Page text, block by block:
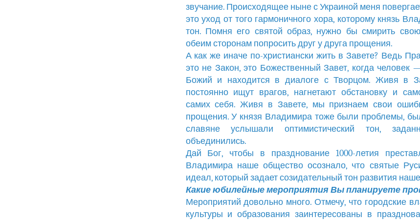
звучание. Происходящее ныне с Украиной меня
это уход от того гармоничного хора, которому князь
тон. Помня его святой образ, нужно бы смирить
обеим сторонам попросить друг у друга прощения.
А как же иначе по-христиански жить в Завете? Ведь
это не Закон, это Божественный Завет, когда человек
Божий и находится в диалоге с Творцом. Живя в
постоянно ищут врагов, нагнетают обстановку и
самих себя. Живя в Завете, мы признаем свои
прощения. У князя Владимира тоже были проблемы,
славяне услышали оптимистический тон,
объединились.
Дай Бог, чтобы в празднование 1000-летия
Владимира наше общество осознало, что святые
идеал, который задает созидательный тон развития
Какие юбилейные мероприятия Вы планируете
Мероприятий довольно много. Отмечу, что городские
культуры и образования заинтересованы в